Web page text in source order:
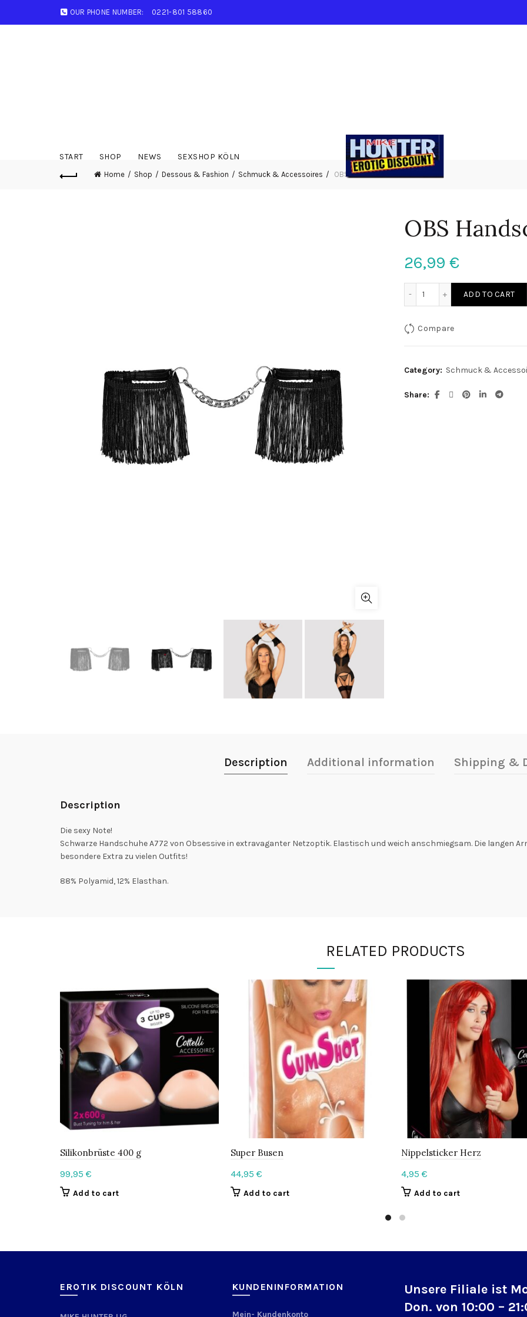
OUR PHONE NUMBER: 0221-801 58860
START SHOP NEWS SEXSHOP KÖLN
Home Shop Dessous & Fashion Schmuck & Accessoires OBS Handschuhe
OBS
26,99 €
ADD TO CART
Compare
Category: Schmuck &
Share
Description Additional information Shipping &
Description
Die sexy Note!
Schwarze Handschuhe A772 von Obsessive in extravaganter Netzoptik. Elastisch und weich anschmiegsam. Die langen
besondere Extra zu vielen Outfits!
88% Polyamid, 12% Elasthan.
RELATED PRODUCTS
Silikonbrüste 400 g
99,95 €
Add to cart
Super Busen
44,95 €
Add to cart
Nippelsticker Herz
4,95 €
Add to cart
EROTIK DISCOUNT KÖLN KUNDENINFORMATION
Mein- Kundenkonto
Unsere Filiale ist
Don. von 10:00 –